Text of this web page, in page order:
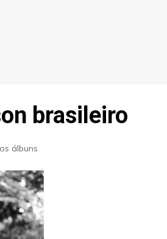
brasileiro
álbuns